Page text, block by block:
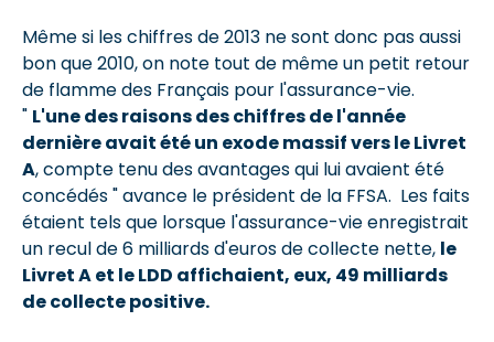
Même si les chiffres de 2013 ne sont donc pas aussi
bon que 2010, on note tout de même un petit retour
de flamme des Français pour l'assurance-vie.
" L'une des raisons des chiffres de l'année
dernière avait été un exode massif vers le Livret
A, compte tenu des avantages qui lui avaient été
concédés " avance le président de la FFSA. Les faits
étaient tels que lorsque l'assurance-vie enregistrait
un recul de 6 milliards d'euros de collecte nette, le
Livret A et le LDD affichaient, eux, 49 milliards
de collecte positive.